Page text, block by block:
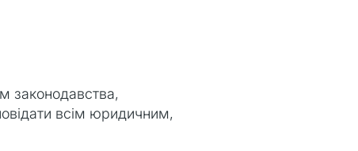
законодавства,
всім юридичним,